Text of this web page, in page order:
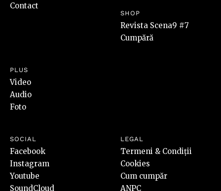
Contact
SHOP
Revista Scena9 #7
Cumpără
PLUS
Video
Audio
Foto
SOCIAL
Facebook
Instagram
Youtube
SoundCloud
LEGAL
Termeni & Condiții
Cookies
Cum cumpăr
ANPC